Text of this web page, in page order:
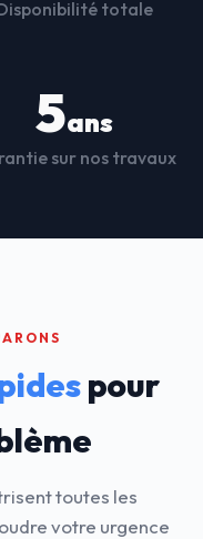
totale
5ans
sur nos travaux
pour
toutes les
votre urgence